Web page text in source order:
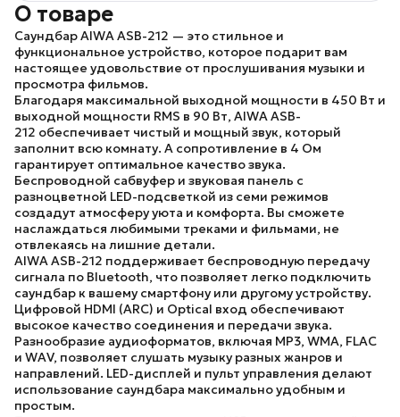
О товаре
Саундбар AIWA ASB-212 — это стильное и
функциональное устройство, которое подарит вам
настоящее удовольствие от прослушивания музыки и
просмотра фильмов.
Благодаря максимальной выходной мощности в 450 Вт и
выходной мощности RMS в 90 Вт, AIWA ASB-
212 обеспечивает чистый и мощный звук, который
заполнит всю комнату. А сопротивление в 4 Ом
гарантирует оптимальное качество звука.
Беспроводной сабвуфер и звуковая панель с
разноцветной LED-подсветкой из семи режимов
создадут атмосферу уюта и комфорта. Вы сможете
наслаждаться любимыми треками и фильмами, не
отвлекаясь на лишние детали.
AIWA ASB-212 поддерживает беспроводную передачу
сигнала по Bluetooth, что позволяет легко подключить
саундбар к вашему смартфону или другому устройству.
Цифровой HDMI (ARC) и Optical вход обеспечивают
высокое качество соединения и передачи звука.
Разнообразие аудиоформатов, включая MP3, WMA, FLAC
и WAV, позволяет слушать музыку разных жанров и
направлений. LED-дисплей и пульт управления делают
использование саундбара максимально удобным и
простым.